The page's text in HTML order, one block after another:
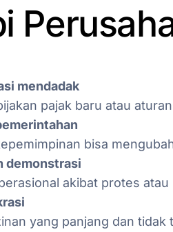
mendadak
pajak baru atau
bisa
demonstrasi
akibat protes
yang panjang dan tidak